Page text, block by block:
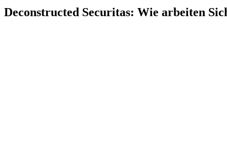
Deconstructed Securitas: Wie arbeiten